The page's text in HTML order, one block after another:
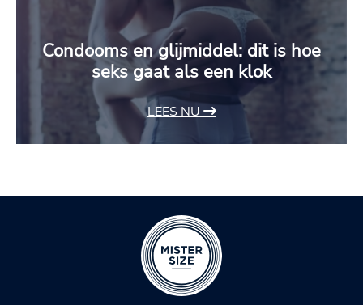
Condooms en glijmiddel: dit is hoe
seks gaat als een klok
LEES NU